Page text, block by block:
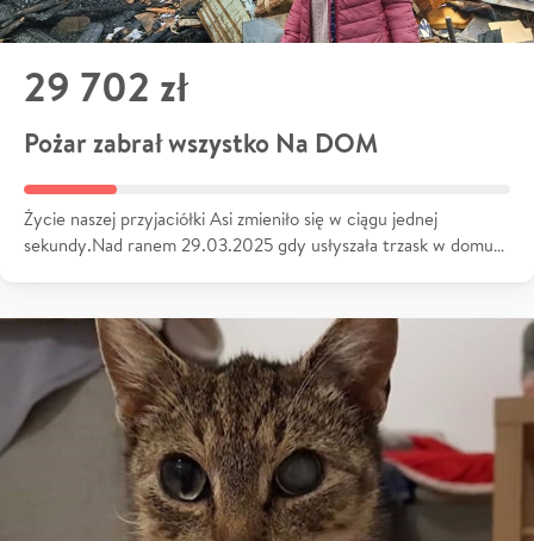
29 702 zł
Pożar zabrał wszystko Na DOM
Życie naszej przyjaciółki Asi zmieniło się w ciągu jednej
sekundy.Nad ranem 29.03.2025 gdy usłyszała trzask w domu…